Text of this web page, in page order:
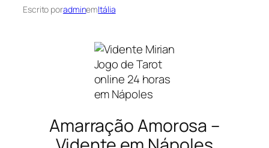
Escrito poradminemItália
Jogo de Tarot
online 24 horas
em Nápoles
Amarração Amorosa –